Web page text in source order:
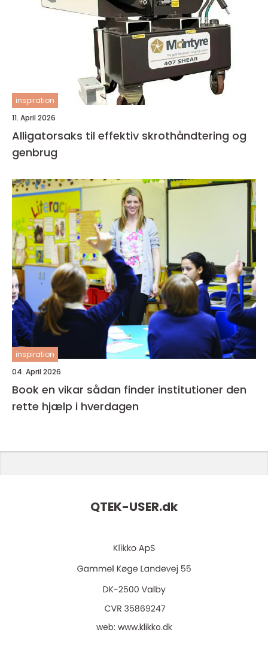
inspiration
11. April 2026
Alligatorsaks til effektiv skrothåndtering og
genbrug
inspiration
04. April 2026
Book en vikar sådan finder institutioner den
rette hjælp i hverdagen
QTEK-USER.dk
web: www.klikko.dk